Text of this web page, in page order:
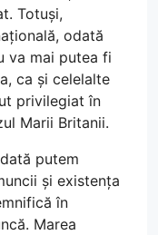
Totuși,
odată
va mai putea fi
ca și celelalte
privilegiat în
Marii Britanii.
putem
și existența
în
Marea